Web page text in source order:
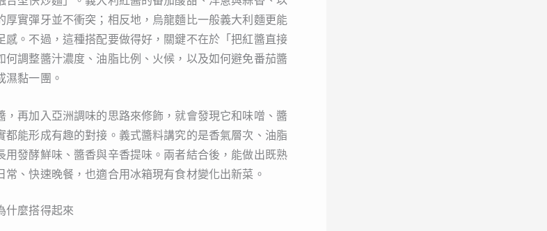
厚實彈牙並不衝突；相反地，烏龍麵比一般義大利麵更能
感。不過，這種搭配要做得好，關鍵不在於「把紅醬直接
何調整醬汁濃度、油脂比例、火候，以及如何避免番茄醬
濕黏一團。
，再加入亞洲調味的思路來修飾，就會發現它和味噌、醬
都能形成有趣的對接。義式醬料講究的是香氣層次、油脂
用發酵鮮味、醬香與辛香提味。兩者結合後，能做出既熟
常、快速晚餐，也適合用冰箱現有食材變化出新菜。
什麼搭得起來